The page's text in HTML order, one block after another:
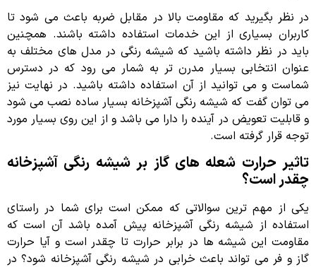
در نظر بگیرید که مقاومت بالا در مقابل ضربه باعث می شود تا
کاربران بسیاری از این خدمات استفاده داشته باشند. همچنین
باید در نظر داشته باشید که شیشه رنگی در مدل های مختلف به
عنوان انتخابی بسیار مدرن تر به شمار می رود که در دسترس
شماست و می توانید از آن استفاده داشته باشید. در نهایت نیز
می توان گفت که شیشه رنگی آشپزخانه بسیار ساده نصب می شود
و قابلیت تعویض در آینده را دارا می باشد و از این روی بسیار مورد
توجه قرار گرفته است.
تاثیر حرارت شعله های گاز بر شیشه رنگی آشپزخانه
چقدر است؟
یکی از مهم ترین سوالاتی که ممکن است برای شما در راستای
استفاده از شیشه رنگی آشپزخانه پیش آمده باشد آن است که
مقاومت این شیشه ها در برابر حرارت تا چقدر است و آیا حرارت
گاز و فر می تواند باعث خرابی در شیشه رنگی آشپزخانه شود؟ در